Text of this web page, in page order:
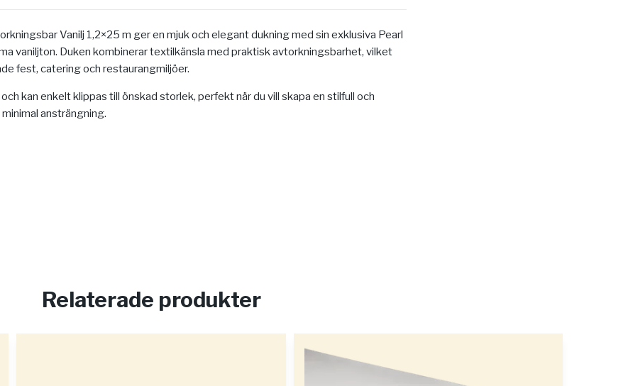
Vanilj 1,2×25 m ger en mjuk och elegant dukning med sin exklusiva Pearl
vaniljton. Duken kombinerar textilkänsla med praktisk avtorkningsbarhet, vilket
fest, catering och restaurangmiljöer.
kan enkelt klippas till önskad storlek, perfekt när du vill skapa en stilfull och
ansträngning.
Relaterade produkter